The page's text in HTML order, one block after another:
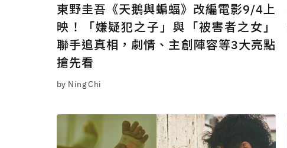
東野圭吾《天鵝與蝙蝠》改編電影9/4上
映！「嫌疑犯之子」與「被害者之女」
聯手追真相，劇情、主創陣容等3大亮點
搶先看
by Ning Chi